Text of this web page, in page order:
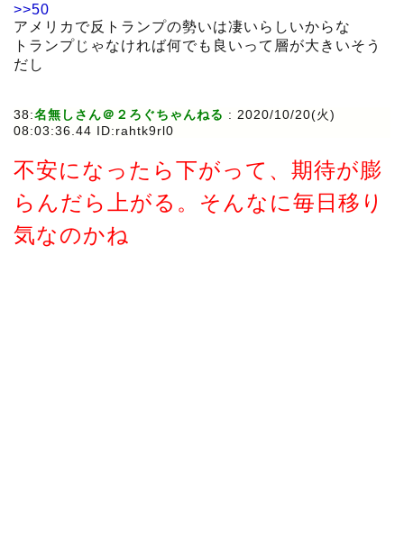
>>50
アメリカで反トランプの勢いは凄いらしいからな
トランプじゃなければ何でも良いって層が大きいそう
だし
38:名無しさん＠２ろぐちゃんねる : 2020/10/20(火)
08:03:36.44 ID:rahtk9rl0
不安になったら下がって、期待が膨
らんだら上がる。そんなに毎日移り
気なのかね